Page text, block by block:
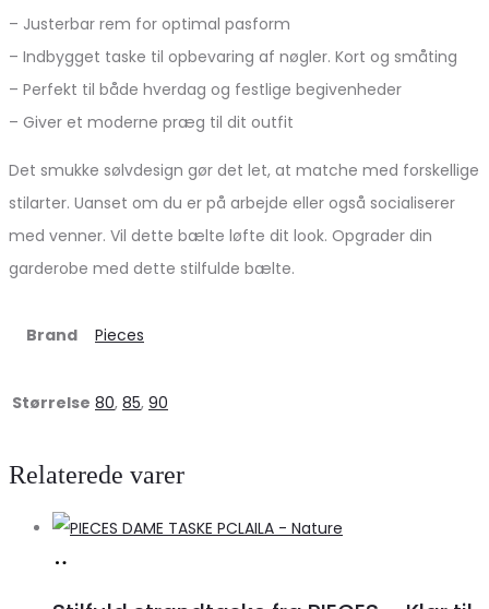
– Justerbar rem for optimal pasform
– Indbygget taske til opbevaring af nøgler. Kort og småting
– Perfekt til både hverdag og festlige begivenheder
– Giver et moderne præg til dit outfit
Det smukke sølvdesign gør det let, at matche med forskellige
stilarter. Uanset om du er på arbejde eller også socialiserer
med venner. Vil dette bælte løfte dit look. Opgrader din
garderobe med dette stilfulde bælte.
Brand Pieces
Størrelse 80, 85, 90
Relaterede varer